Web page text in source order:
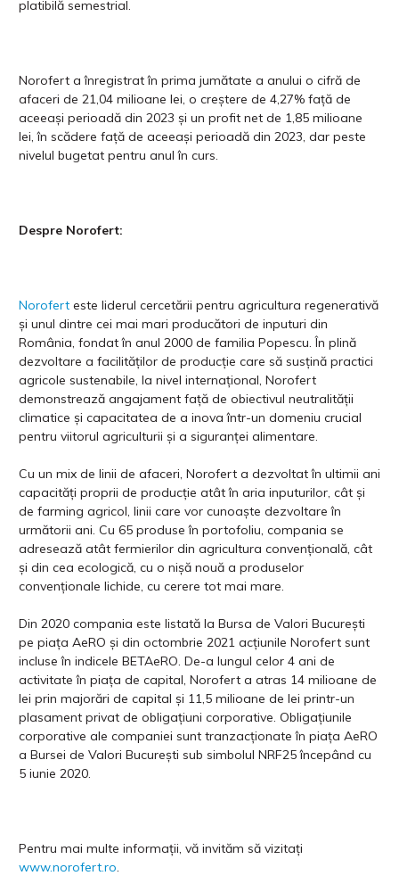
platibilă semestrial.
Norofert a înregistrat în prima jumătate a anului o cifră de
afaceri de 21,04 milioane lei, o creștere de 4,27% față de
aceeași perioadă din 2023 și un profit net de 1,85 milioane
lei, în scădere față de aceeași perioadă din 2023, dar peste
nivelul bugetat pentru anul în curs.
Despre Norofert:
Norofert este liderul cercetării pentru agricultura regenerativă
și unul dintre cei mai mari producători de inputuri din
România, fondat în anul 2000 de familia Popescu. În plină
dezvoltare a facilităților de producție care să susțină practici
agricole sustenabile, la nivel internațional, Norofert
demonstrează angajament față de obiectivul neutralității
climatice și capacitatea de a inova într-un domeniu crucial
pentru viitorul agriculturii și a siguranței alimentare.
Cu un mix de linii de afaceri, Norofert a dezvoltat în ultimii ani
capacități proprii de producție atât în aria inputurilor, cât și
de farming agricol, linii care vor cunoaște dezvoltare în
următorii ani. Cu 65 produse în portofoliu, compania se
adresează atât fermierilor din agricultura convențională, cât
și din cea ecologică, cu o nișă nouă a produselor
convenționale lichide, cu cerere tot mai mare.
Din 2020 compania este listată la Bursa de Valori București
pe piața AeRO și din octombrie 2021 acțiunile Norofert sunt
incluse în indicele BETAeRO. De-a lungul celor 4 ani de
activitate în piața de capital, Norofert a atras 14 milioane de
lei prin majorări de capital și 11,5 milioane de lei printr-un
plasament privat de obligaţiuni corporative. Obligațiunile
corporative ale companiei sunt tranzacționate în piața AeRO
a Bursei de Valori București sub simbolul NRF25 începând cu
5 iunie 2020.
Pentru mai multe informații, vă invităm să vizitați
www.norofert.ro.